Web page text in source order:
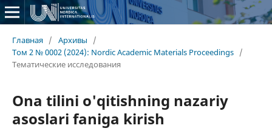
Главная / Архивы
/
Том 2 № 0002 (2024): Nordic Academic Materials Proceedings /
Тематические исследования
Ona tilini o'qitishning nazariy
asoslari faniga kirish